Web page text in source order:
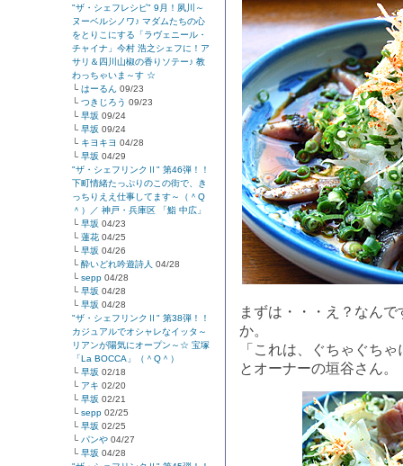
"ザ・シェフレシピ" 9月！夙川～
ヌーベルシノワ♪ マダムたちの心
をとりこにする「ラヴェニール・
チャイナ」今村 浩之シェフに！ア
サリ＆四川山椒の香りソテー♪ 教
わっちゃいま～す ☆
└ はーるん 09/23
└ つきじろう 09/23
└ 早坂 09/24
└ 早坂 09/24
└ キヨキヨ 04/28
└ 早坂 04/29
"ザ・シェフリンクⅡ" 第46弾！！
下町情緒たっぷりのこの街で、き
っちりええ仕事してます～（＾Q
＾）／ 神戸・兵庫区 「鮨 中広」
└ 早坂 04/23
└ 蓮花 04/25
└ 早坂 04/26
└ 酔いどれ吟遊詩人 04/28
└ sepp 04/28
└ 早坂 04/28
└ 早坂 04/28
"ザ・シェフリンクⅡ" 第38弾！！
カジュアルでオシャレなイッタ～
リアンが陽気にオープン～☆ 宝塚
「La BOCCA」（＾Q＾）
└ 早坂 02/18
└ アキ 02/20
└ 早坂 02/21
└ sepp 02/25
└ 早坂 02/25
└ パンや 04/27
└ 早坂 04/28
まずは・・・え？なん
か。
「これは、ぐちゃぐち
とオーナーの垣谷さん。